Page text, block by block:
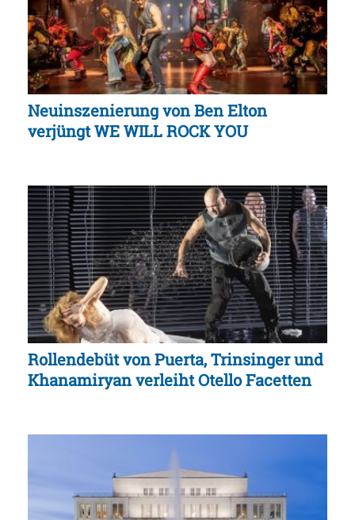
Neuinszenierung von Ben Elton
verjüngt WE WILL ROCK YOU
Rollendebüt von Puerta, Trinsinger und
Khanamiryan verleiht Otello Facetten